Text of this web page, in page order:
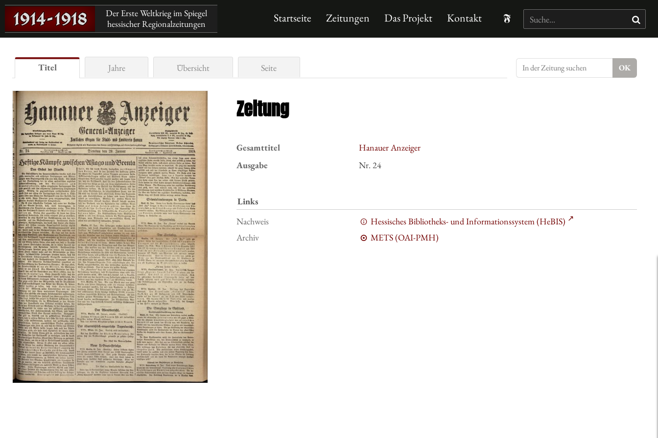
Der Erste Weltkrieg im Spiegel
hessischer Regionalzeitungen
Startseite Zeitungen Das Projekt Kontakt
Titel Jahre Übersicht Seite
Zeitung
Gesamttitel
Hanauer Anzeiger
Ausgabe
Nr. 24
Links
Nachweis
Hessisches Bibliotheks- und Informationssystem (HeBIS)
Archiv
METS (OAI-PMH)